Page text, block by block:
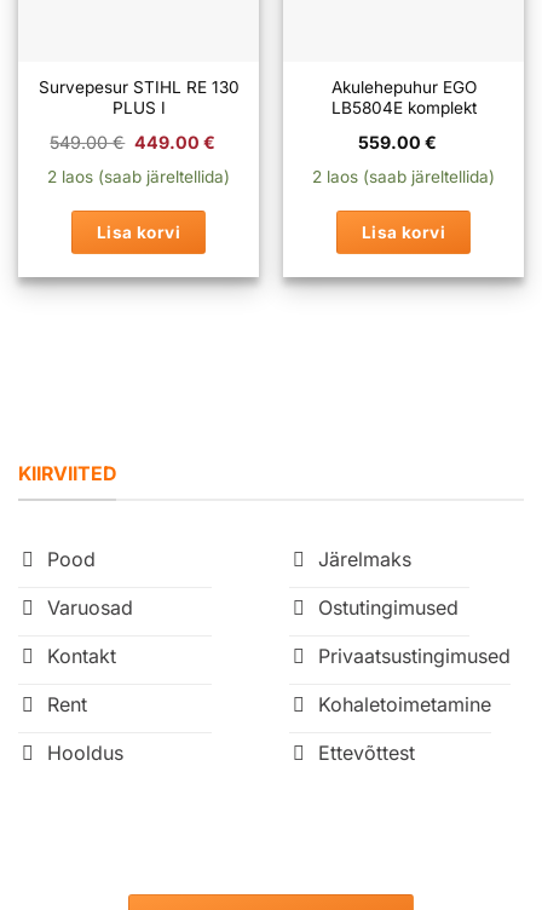
Survepesur STIHL RE 130
PLUS I
549.00€ Algne
oli:
549.00 €.
449.00 €
on:
449.00 €.
2 laos (saab järeltellida)
Lisa korvi
Akulehepuhur EGO
LB5804E komplekt
559.00 €
2 laos (saab järeltellida)
Lisa korvi
KIIRVIITED
Pood
Varuosad
Kontakt
Rent
Hooldus
Järelmaks
Ostutingimused
Privaatsustingimused
Kohaletoimetamine
Ettevõttest